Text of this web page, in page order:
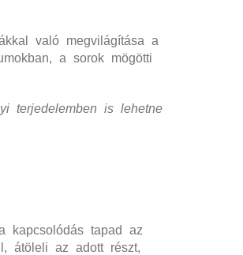
való megvilágítása a
a sorok mögötti
terjedelemben is lehetne
kapcsolódás tapad az
átöleli az adott részt,